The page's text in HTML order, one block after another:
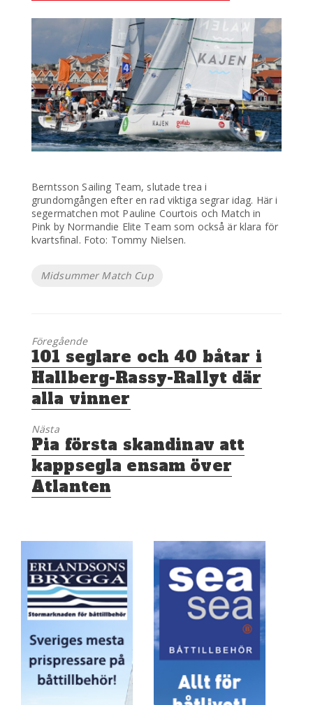
Berntsson Sailing Team, slutade trea i
grundomgången efter en rad viktiga segrar idag. Här i
segermatchen mot Pauline Courtois och Match in
Pink by Normandie Elite Team som också är klara för
kvartsfinal. Foto: Tommy Nielsen.
Etiketter
Midsummer Match Cup
Föregående
Föregående
inlägg:
101 seglare och 40 båtar i
Hallberg-Rassy-Rallyt där
alla vinner
Nästa
Nästa
inlägg:
Pia första skandinav att
kappsegla ensam över
Atlanten